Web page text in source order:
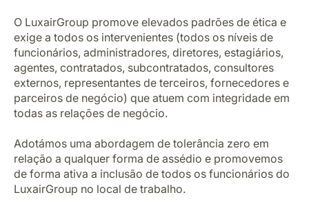
O LuxairGroup promove elevados padrões de ética e
exige a todos os intervenientes (todos os níveis de
funcionários, administradores, diretores, estagiários,
agentes, contratados, subcontratados, consultores
externos, representantes de terceiros, fornecedores e
parceiros de negócio) que atuem com integridade em
todas as relações de negócio.
Adotámos uma abordagem de tolerância zero em
relação a qualquer forma de assédio e promovemos
de forma ativa a inclusão de todos os funcionários do
LuxairGroup no local de trabalho.